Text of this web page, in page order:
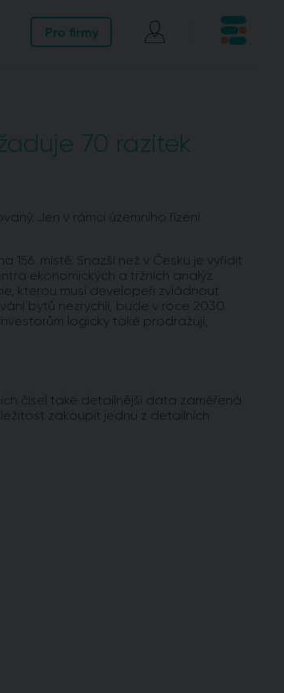
Pro firmy
70 razítek
Jen v rámci územního řízení
místě. Snazší než v Česku je vyřídit
ekonomických a tržních analýz
kterou musí developeři zvládnout
bytů nezrychlí, bude v roce 2030
logicky také prodražují,
čísel také detailnější data zaměřená
zakoupit jednu z detailních